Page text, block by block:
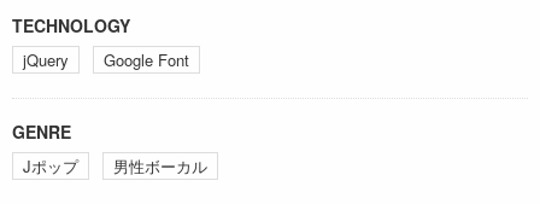
TECHNOLOGY
jQuery Google Font
GENRE
Jポップ 男性ボーカル